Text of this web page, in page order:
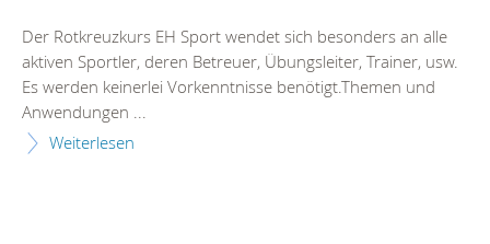
Der Rotkreuzkurs EH Sport wendet sich besonders an alle
aktiven Sportler, deren Betreuer, Übungsleiter, Trainer, usw.
Es werden keinerlei Vorkenntnisse benötigt.Themen und
Anwendungen ...
Weiterlesen